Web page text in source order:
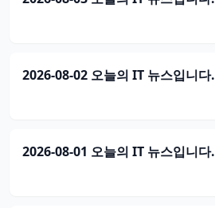
2026-08-02 오늘의 IT 뉴스입니다.
2026-08-01 오늘의 IT 뉴스입니다.